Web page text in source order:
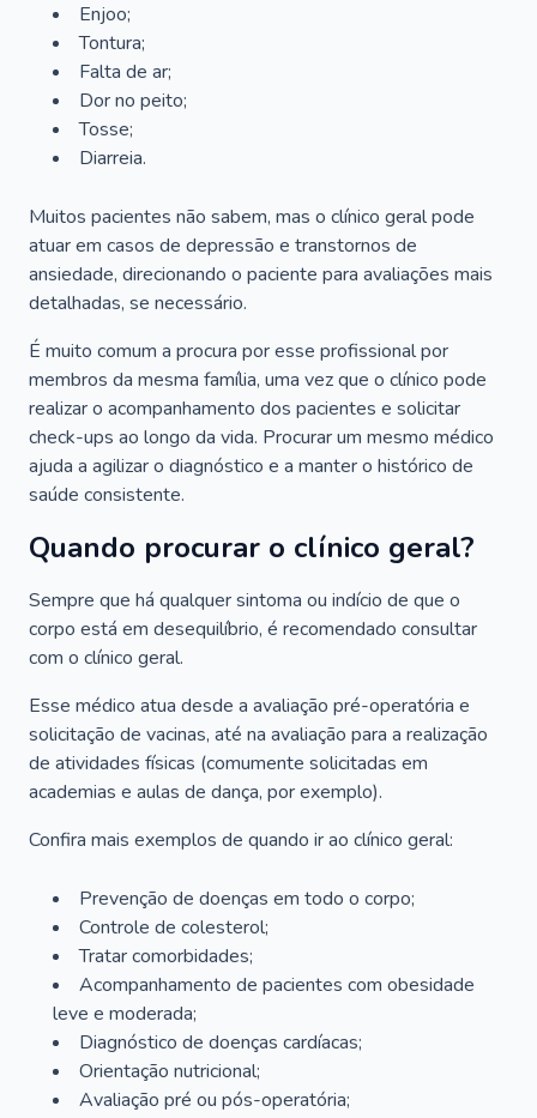
Enjoo;
Tontura;
Falta de ar;
Dor no peito;
Tosse;
Diarreia.
Muitos pacientes não sabem, mas o clínico geral pode
atuar em casos de depressão e transtornos de
ansiedade, direcionando o paciente para avaliações mais
detalhadas, se necessário.
É muito comum a procura por esse profissional por
membros da mesma família, uma vez que o clínico pode
realizar o acompanhamento dos pacientes e solicitar
check-ups ao longo da vida. Procurar um mesmo médico
ajuda a agilizar o diagnóstico e a manter o histórico de
saúde consistente.
Quando procurar o clínico geral?
Sempre que há qualquer sintoma ou indício de que o
corpo está em desequilíbrio, é recomendado consultar
com o clínico geral.
Esse médico atua desde a avaliação pré-operatória e
solicitação de vacinas, até na avaliação para a realização
de atividades físicas (comumente solicitadas em
academias e aulas de dança, por exemplo).
Confira mais exemplos de quando ir ao clínico geral:
Prevenção de doenças em todo o corpo;
Controle de colesterol;
Tratar comorbidades;
Acompanhamento de pacientes com obesidade
leve e moderada;
Diagnóstico de doenças cardíacas;
Orientação nutricional;
Avaliação pré ou pós-operatória;